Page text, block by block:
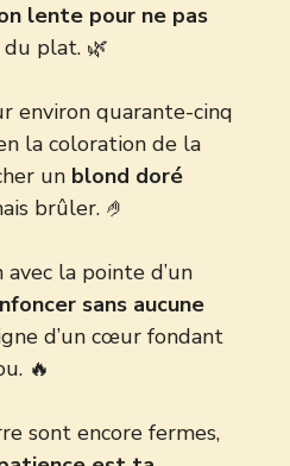
lente pour ne pas
du plat. 🌿
environ quarante-cinq
la coloration de la
un blond doré
brûler. 🤌
la pointe d’un
sans aucune
d’un cœur fondant
🔥
sont encore fermes,